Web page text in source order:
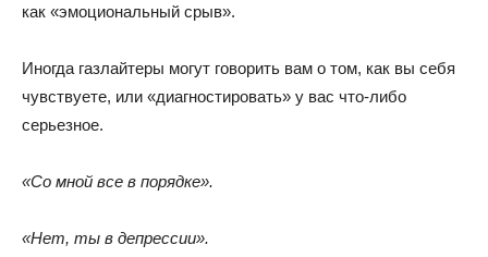
как «эмоциональный срыв».
Иногда газлайтеры могут говорить вам о том, как вы себя
чувствуете, или «диагностировать» у вас что-либо
серьезное.
«Со мной все в порядке».
«Нет, ты в депрессии».